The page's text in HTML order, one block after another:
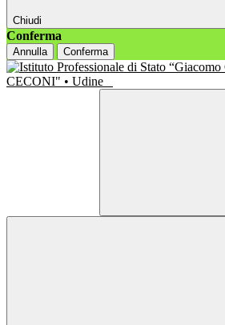
Chiudi
Conferma
Annulla Conferma
CECONI" • Udine